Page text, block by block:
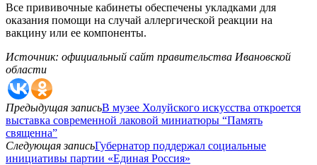
Все прививочные кабинеты обеспечены укладками для
оказания помощи на случай аллергической реакции на
вакцину или ее компоненты.
Источник: официальный сайт правительства Ивановской
области
Предыдущая записьВ музее Холуйского искусства откроется
выставка современной лаковой миниатюры “Память
священна”
Следующая записьГубернатор поддержал социальные
инициативы партии «Единая Россия»